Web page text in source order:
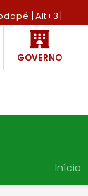
[Alt+3]
GOVERNO
Início